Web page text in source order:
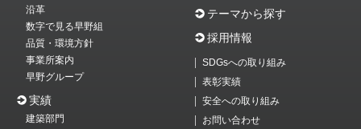
沿革
数字で見る早野組
品質・環境方針
事業所案内
早野グループ
実績
建築部門
テーマから探す
採用情報
SDGsへの取り組み
表彰実績
安全への取り組み
お問い合わせ